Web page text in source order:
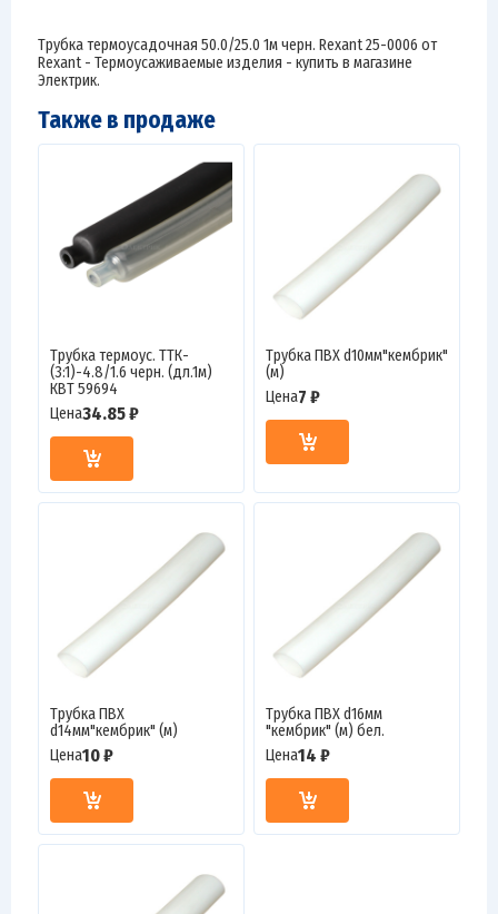
Трубка термоусадочная 50.0/25.0 1м черн. Rexant 25-0006 от
Rexant - Термоусаживаемые изделия - купить в магазине
Электрик.
Также в продаже
Трубка термоус. ТТК-
(3:1)-4.8/1.6 черн. (дл.1м)
КВТ 59694
Цена34.85 ₽
Трубка ПВХ d10мм"кембрик"
(м)
Цена7 ₽
Трубка ПВХ
d14мм"кембрик" (м)
Цена10 ₽
Трубка ПВХ d16мм
"кембрик" (м) бел.
Цена14 ₽